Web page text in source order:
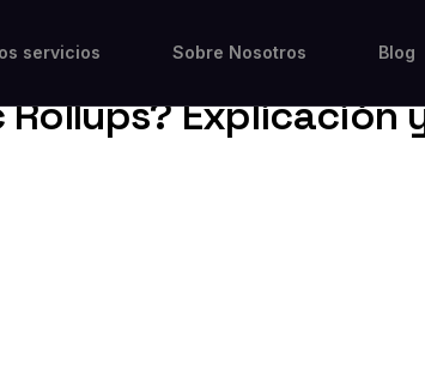
servicios Sobre Nosotros Blog
Explicación